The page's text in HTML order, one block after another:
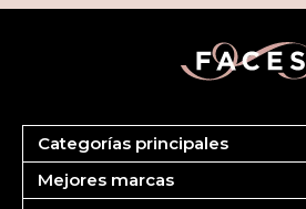
Categorías principales
Marcas
Más Vendidos
Mejores marcas
Carolina Herrera